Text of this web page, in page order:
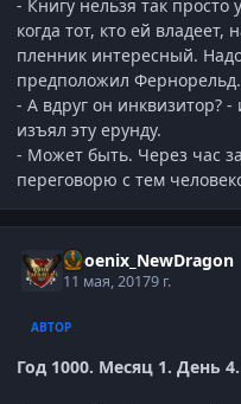
- Книгу нельзя так
когда тот, кто ей
пленник интересный.
предположил Фернорельд.
- А вдруг он инквизитор?
изъял эту ерунду.
- Может быть. Через час
переговорю с тем
Phoenix_NewDragon
11 мая, 20179 г.
АВТОР
Год 1000. Месяц 1. День